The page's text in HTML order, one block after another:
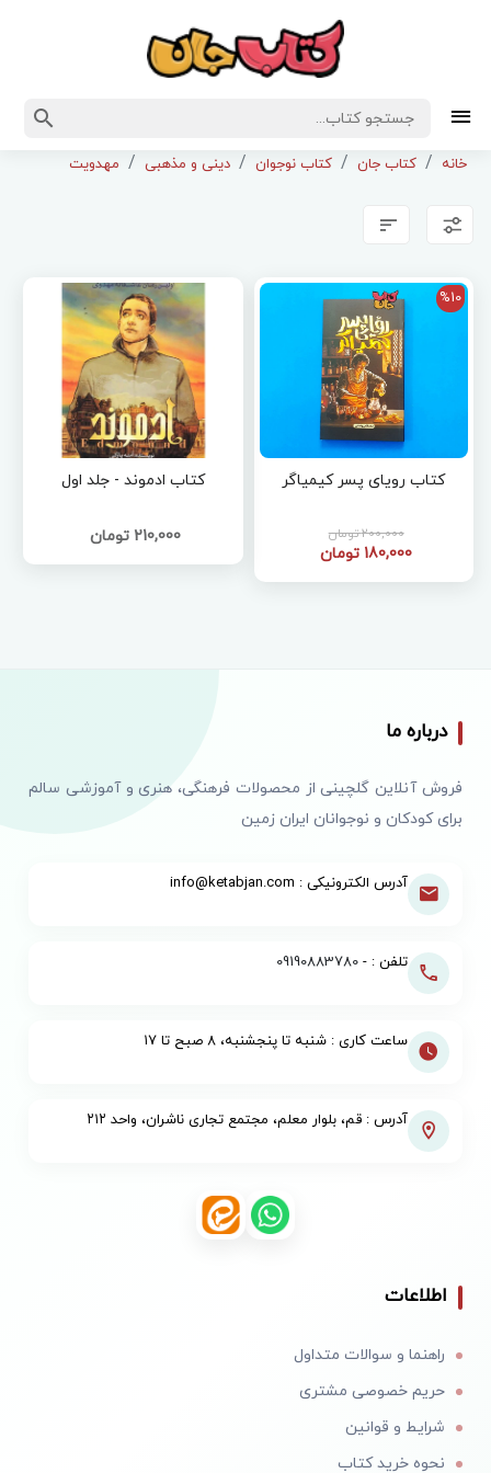
خانه کتاب جان کتاب نوجوان دینی و مذهبی مهدویت
%10
کتاب رویای پسر کیمیاگر
200,000 تومان
180,000 تومان
کتاب ادموند - جلد اول
210,000 تومان
درباره ما
فروش آنلاین گلچینی از محصولات فرهنگی، هنری و آموزشی سالم
برای کودکان و نوجوانان ایران زمین
آدرس الکترونیکی : info@ketabjan.com
تلفن : -09190883780
ساعت کاری : شنبه تا پنجشنبه، ۸ صبح تا ۱۷
آدرس : قم، بلوار معلم، مجتمع تجاری ناشران، واحد ۲۱۲
اطلاعات
راهنما و سوالات متداول
حریم خصوصی مشتری
شرایط و قوانین
نحوه خرید کتاب